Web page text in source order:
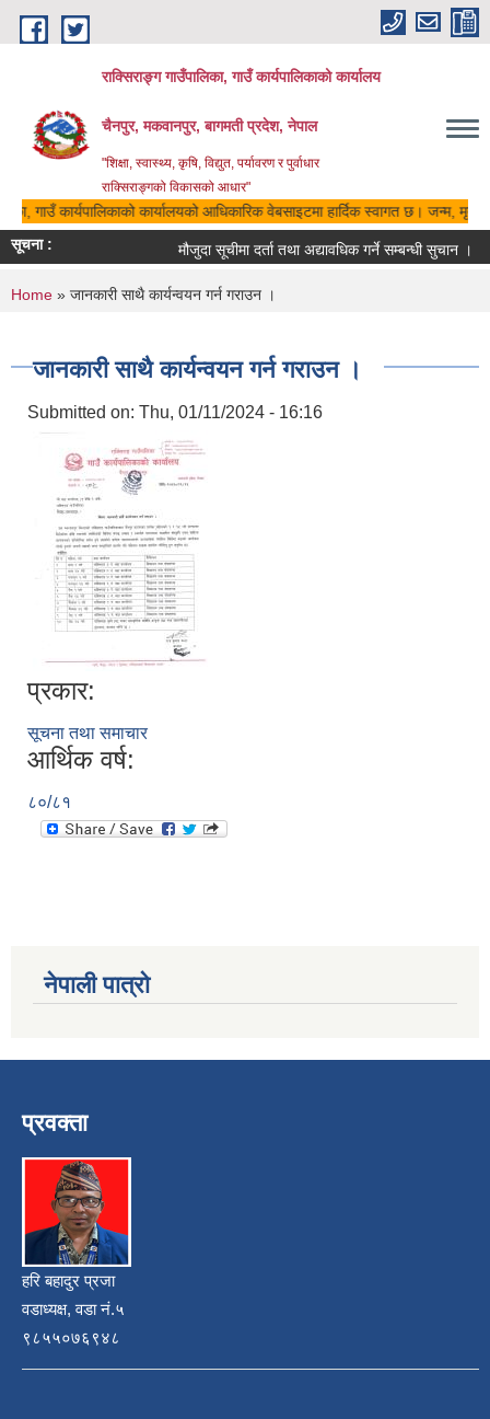
Skip to main content
राक्सिराङ्ग गाउँपालिका, गाउँ कार्यपालिकाको कार्यालय
चैनपुर, मकवानपुर, बागमती प्रदेश, नेपाल
"शिक्षा, स्वास्थ्य, कृषि, विद्युत, पर्यावरण र पुर्वाधार
राक्सिराङ्गको विकासको आधार"
गाउँ कार्यपालिकाको कार्यालयको आधिकारिक वेबसाइटमा हार्दिक स्वागत छ। जन्म,
सूचना :
मौजुदा सूचीमा दर्ता तथा अद्यावधिक गर्ने सम्बन्धी सुचान ।
You are here
Home » जानकारी साथै कार्यन्वयन गर्न गराउन ।
जानकारी साथै कार्यन्वयन गर्न गराउन ।
Submitted on: Thu, 01/11/2024 - 16:16
प्रकार:
सूचना तथा समाचार
आर्थिक वर्ष:
८०/८१
नेपाली पात्रो
प्रवक्ता
हरि बहादुर प्रजा
वडाध्यक्ष, वडा नं.५
९८५५०७६९४८